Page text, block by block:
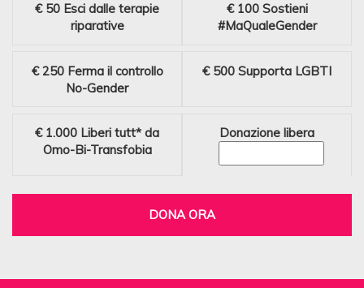
€ 50 Esci dalle terapie
riparative
€ 100 Sostieni
#MaQualeGender
€ 250 Ferma il controllo
No-Gender
€ 500 Supporta LGBTI
€ 1.000 Liberi tutt* da
Omo-Bi-Transfobia
Donazione libera
DONA ORA